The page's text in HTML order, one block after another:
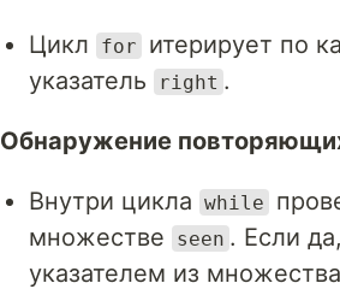
Цикл for
итерирует по
указатель
right .
Обнаружение
Внутри цикла while
множестве
seen . Если
указателем из